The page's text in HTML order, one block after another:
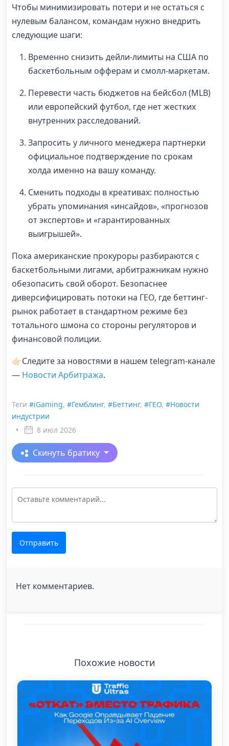
Чтобы минимизировать потери и не остаться с
нулевым балансом, командам нужно внедрить
следующие шаги:
Временно снизить дейли-лимиты на США по
баскетбольным офферам и смолл-маркетам.
Перевести часть бюджетов на бейсбол (MLB)
или европейский футбол, где нет жестких
внутренних расследований.
Запросить у личного менеджера партнерки
официальное подтверждение по срокам
холда именно на вашу команду.
Сменить подходы в креативах: полностью
убрать упоминания «инсайдов», «прогнозов
от экспертов» и «гарантированных
выигрышей».
Пока американские прокуроры разбираются с
баскетбольными лигами, арбитражникам нужно
обезопасить свой оборот. Безопаснее
диверсифицировать потоки на ГЕО, где беттинг-
рынок работает в стандартном режиме без
тотального шмона со стороны регуляторов и
финансовой полиции.
👉🏻Следите за новостями в нашем telegram-канале
— Новости Арбитража.
Теги #iGaming, #Гемблинг, #Беттинг, #ГЕО, #Новости
индустрии
•
8 июл 2026
Скинуть братику
Отправить
Нет комментариев.
Похожие новости